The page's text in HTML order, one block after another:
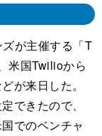
が主催する「T
米国Twilioから
が来日した。
できたので、
でのベンチャ